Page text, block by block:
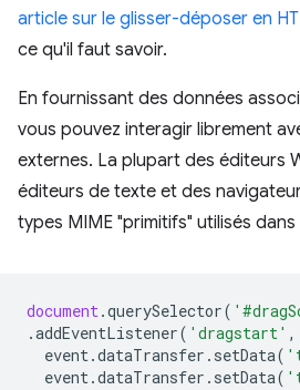
article sur le glisser-déposer en
ce qu'il faut savoir.
En fournissant des données
vous pouvez interagir librement
externes. La plupart des éditeurs
éditeurs de texte et des
types MIME "primitifs" utilisés
document.querySelector(
.addEventListener( 'dragstart' ,
event.dataTransfer . setData(
event.dataTransfer . setData(